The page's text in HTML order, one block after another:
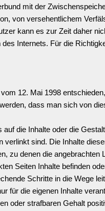
mit der
von versehentlichem
kann es zur Zeitdaher
Internets. Für die
12. Mai 1998
dass man sich von
die Inhalte oder die
verlinkt sind. Die Inhalte
zu denen die angebrachten
Seiten Inhalte befinden
Schritte in die Wege
für die eigenen Inhalte
oder strafbaren Gehalt